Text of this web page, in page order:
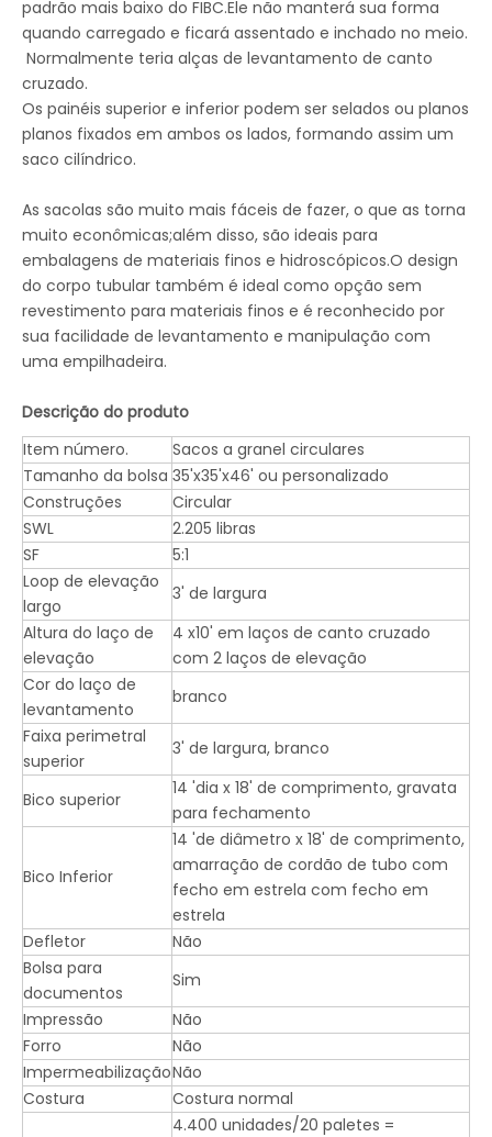
padrão mais baixo do FIBC.Ele não manterá sua forma
quando carregado e ficará assentado e inchado no meio.
Normalmente teria alças de levantamento de canto
cruzado.
Os painéis superior e inferior podem ser selados ou planos
planos fixados em ambos os lados, formando assim um
saco cilíndrico.
As sacolas são muito mais fáceis de fazer, o que as torna
muito econômicas;além disso, são ideais para
embalagens de materiais finos e hidroscópicos.O design
do corpo tubular também é ideal como opção sem
revestimento para materiais finos e é reconhecido por
sua facilidade de levantamento e manipulação com
uma empilhadeira.
Descrição do produto
Item número.
Sacos a granel circulares
Tamanho da bolsa 35'x35'x46' ou personalizado
Construções
Circular
SWL
2.205 libras
SF
5:1
Loop de elevação
largo
3' de largura
Altura do laço de
elevação
4 x10' em laços de canto cruzado
com 2 laços de elevação
Cor do laço de
levantamento
branco
Faixa perimetral
superior
3' de largura, branco
Bico superior
14 'dia x 18' de comprimento, gravata
para fechamento
Bico Inferior
14 'de diâmetro x 18' de comprimento,
amarração de cordão de tubo com
fecho em estrela com fecho em
estrela
Defletor
Não
Bolsa para
documentos
Sim
Impressão
Não
Forro
Não
ImpermeabilizaçãoNão
Costura
Costura normal
4.400 unidades/20 paletes =